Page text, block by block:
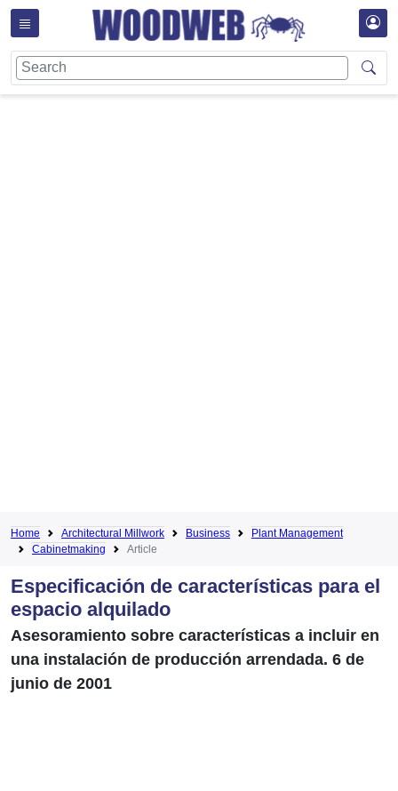
Home Architectural Millwork Business
Plant Management
Cabinetmaking
Article
Especificación de características para el
espacio alquilado
Asesoramiento sobre características a incluir en
una instalación de producción arrendada. 6 de
junio de 2001